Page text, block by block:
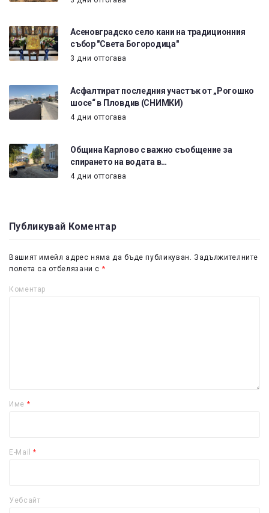
Асеновградско село кани на традиционния
събор "Света Богородица"
3 дни оттогава
Асфалтират последния участък от „Рогошко
шосе“ в Пловдив (СНИМКИ)
4 дни оттогава
Община Карлово с важно съобщение за
спирането на водата в…
4 дни оттогава
Публикувай Коментар
Вашият имейл адрес няма да бъде публикуван. Задължителните
полета са отбелязани с *
Коментар
Име *
E-Mail*
Уебсайт